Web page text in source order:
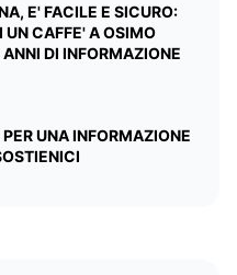
E' FACILE E SICURO:
UN CAFFE' A OSIMO
DI INFORMAZIONE
UNA INFORMAZIONE